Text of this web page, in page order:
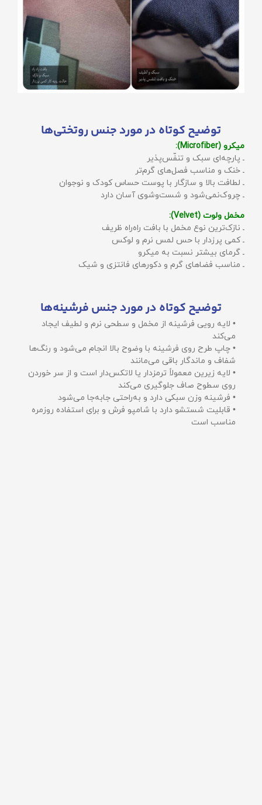
توضیح کوتاه در مورد جنس روتختی‌ها
میکرو (Microfiber):
ـ پارچه‌ای سبک و تنفّس‌پذیر
ـ خنک و مناسب فصل‌های گرم‌تر
ـ لطافت بالا و سازگار با پوست حساس کودک و نوجوان
ـ چروک‌نمی‌شود و شست‌وشوی آسان دارد
مخمل ولوت (Velvet):
ـ نازک‌ترین نوع مخمل با بافت راه‌راه ظریف
ـ کمی پرزدار با حس لمس نرم و لوکس
ـ گرمای بیشتر نسبت به میکرو
ـ مناسب فضاهای گرم و دکورهای فانتزی و شیک
توضیح کوتاه در مورد جنس فرشینه‌ها
• لایه رویی فرشینه از مخمل و سطحی نرم و لطیف ایجاد
می‌کند
• چاپ طرح روی فرشینه با وضوح بالا انجام می‌شود و رنگ‌ها
شفاف و ماندگار باقی می‌مانند
• لایه زیرین معمولاً ترمزدار یا لاتکس‌دار است و از سر خوردن
روی سطوح صاف جلوگیری می‌کند
• فرشینه وزن سبکی دارد و به‌راحتی جابه‌جا می‌شود
• قابلیت شستشو دارد با شامپو فرش و برای استفاده روزمره
مناسب است